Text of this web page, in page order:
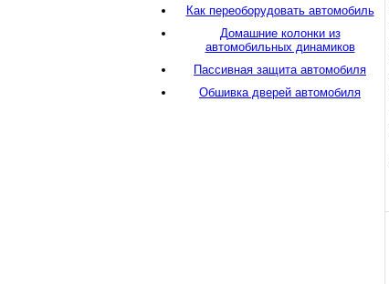
Как переоборудовать автомобиль
Домашние колонки из
автомобильных динамиков
Пассивная защита автомобиля
Обшивка дверей автомобиля